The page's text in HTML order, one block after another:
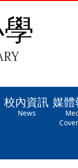
校內資訊
News
媒